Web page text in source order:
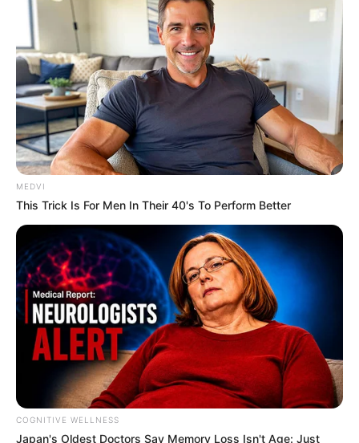
MEDVI
This Trick Is For Men In Their 40's To Perform Better
COGNITIVE WELLNESS
Japan's Oldest Doctors Say Me​mory Lo​ss Isn't Age: Just